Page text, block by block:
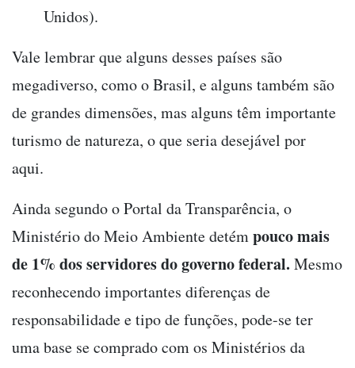
Unidos).
Vale lembrar que alguns desses países são
megadiverso, como o Brasil, e alguns também são
de grandes dimensões, mas alguns têm importante
turismo de natureza, o que seria desejável por
aqui.
Ainda segundo o Portal da Transparência, o
Ministério do Meio Ambiente detémpouco mais
de 1% dos servidores do governo federal. Mesmo
reconhecendo importantes diferenças de
responsabilidade e tipo de funções, pode-se ter
uma base se comprado com os Ministérios da